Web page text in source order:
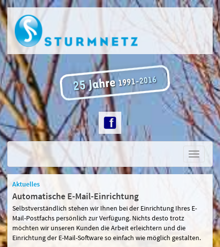
Toggle
Aktuelles
Automatische E-Mail-Einrichtung
Selbstverständlich stehen wir Ihnen bei der Einrichtung Ihres E-
Mail-Postfachs persönlich zur Verfügung. Nichts desto trotz
möchten wir unseren Kunden die Arbeit erleichtern und die
Einrichtung der E-Mail-Software so einfach wie möglich gestalten.